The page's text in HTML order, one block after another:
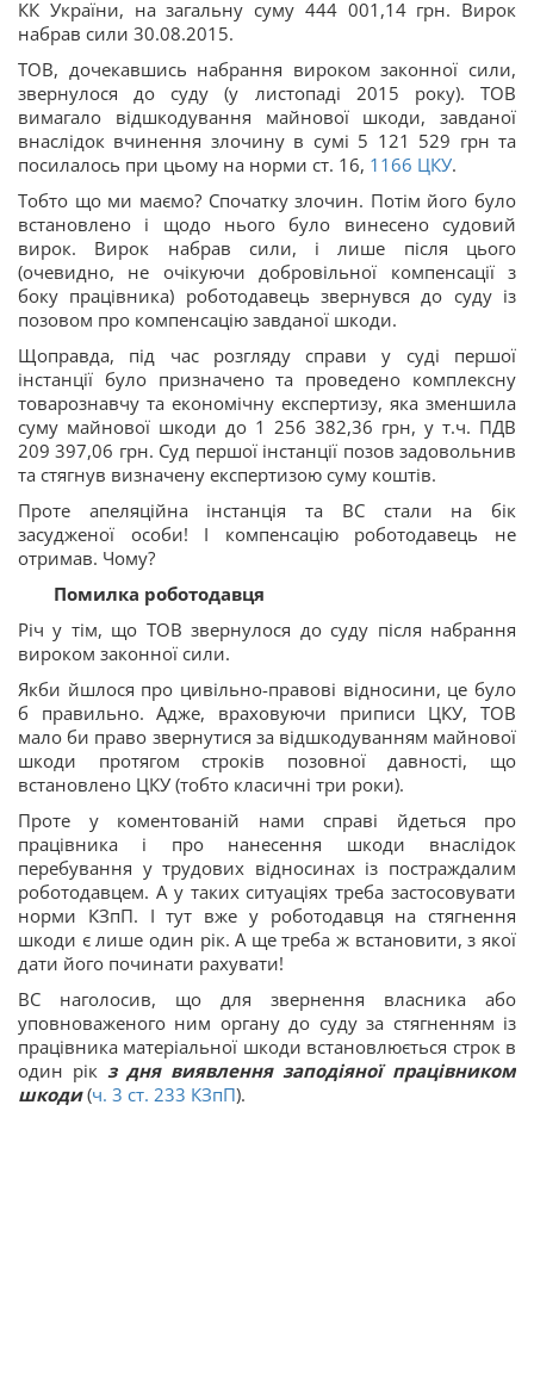
КК України, на загальну суму 444 001,14 грн. Вирок
набрав сили 30.08.2015.
ТОВ, дочекавшись набрання вироком законної сили,
звернулося до суду (у листопаді 2015 року). ТОВ
вимагало відшкодування майнової шкоди, завданої
внаслідок вчинення злочину в сумі 5 121 529 грн та
посилалось при цьому на норми ст. 16, 1166 ЦКУ.
Тобто що ми маємо? Спочатку злочин. Потім його було
встановлено і щодо нього було винесено судовий
вирок. Вирок набрав сили, і лише після цього
(очевидно, не очікуючи добровільної компенсації з
боку працівника) роботодавець звернувся до суду із
позовом про компенсацію завданої шкоди.
Щоправда, під час розгляду справи у суді першої
інстанції було призначено та проведено комплексну
товарознавчу та економічну експертизу, яка зменшила
суму майнової шкоди до 1 256 382,36 грн, у т.ч. ПДВ
209 397,06 грн. Суд першої інстанції позов задовольнив
та стягнув визначену експертизою суму коштів.
Проте апеляційна інстанція та ВС стали на бік
засудженої особи! І компенсацію роботодавець не
отримав. Чому?
Помилка роботодавця
Річ у тім, що ТОВ звернулося до суду після набрання
вироком законної сили.
Якби йшлося про цивільно-правові відносини, це було
б правильно. Адже, враховуючи приписи ЦКУ, ТОВ
мало би право звернутися за відшкодуванням майнової
шкоди протягом строків позовної давності, що
встановлено ЦКУ (тобто класичні три роки).
Проте у коментованій нами справі йдеться про
працівника і про нанесення шкоди внаслідок
перебування у трудових відносинах із постраждалим
роботодавцем. А у таких ситуаціях треба застосовувати
норми КЗпП. І тут вже у роботодавця на стягнення
шкоди є лише один рік. А ще треба ж встановити, з якої
дати його починати рахувати!
ВС наголосив, що для звернення власника або
уповноваженого ним органу до суду за стягненням із
працівника матеріальної шкоди встановлюється строк в
один рік з дня виявлення заподіяної працівником
шкоди(ч. 3 ст. 233 КЗпП).